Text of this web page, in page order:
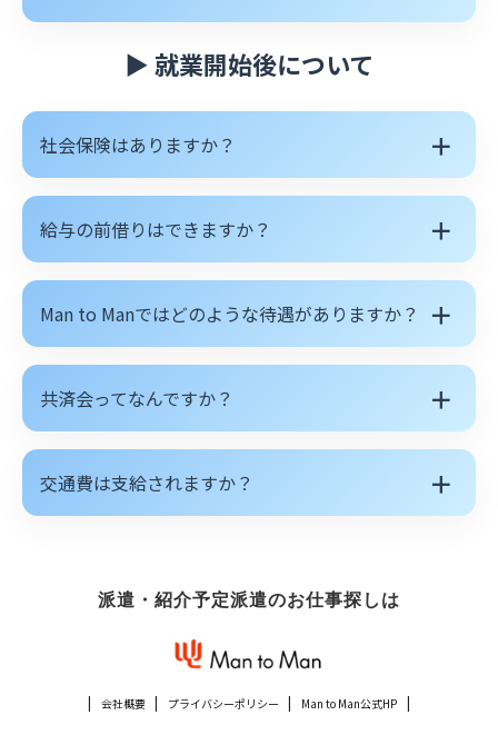
▶ 就業開始後について
社会保険はありますか？ ＋
給与の前借りはできますか？ ＋
Man to Manではどのような待遇がありますか？ ＋
共済会ってなんですか？ ＋
交通費は支給されますか？ ＋
派遣・紹介予定派遣のお仕事探しは
会社概要 プライバシーポリシー Man to Man公式HP